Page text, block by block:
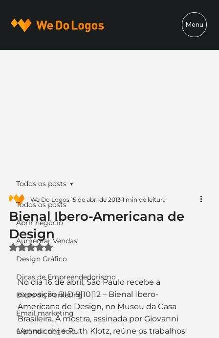
Menu
Todos os posts
Abrir negócio
Aumentar Vendas
Design Gráfico
Dicas de Empreendedorismo
Dicas de Marketing
Email marketing
Expandir negócio
Todos os posts
Bienal Ibero-Americana de
Design
We Do Logos 15 de abr. de 2013 1 min de leitura
Avaliado com NaN de 5 estrelas.
No dia 16 de abril, São Paulo recebe a
exposição BID 8|10|12 – Bienal Ibero-
Americana de Design, no Museu da Casa
Brasileira. A mostra, assinada por Giovanni
Vannucchi e Ruth Klotz, reúne os trabalhos